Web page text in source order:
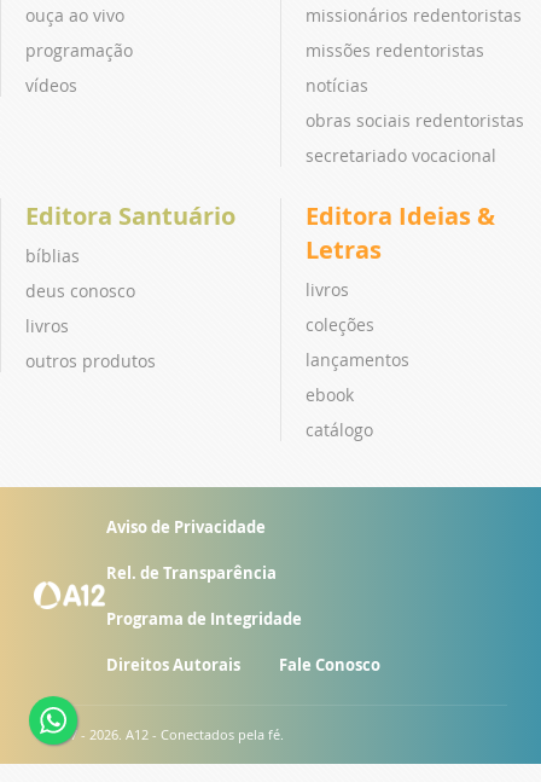
ouça ao vivo
programação
vídeos
missionários redentoristas
missões redentoristas
notícias
obras sociais redentoristas
secretariado vocacional
Editora Santuário
bíblias
deus conosco
livros
outros produtos
Editora Ideias &
Letras
livros
coleções
lançamentos
ebook
catálogo
Aviso de Privacidade
Rel. de Transparência
Programa de Integridade
Direitos Autorais Fale Conosco
© 2007 - 2026. A12 - Conectados pela fé.